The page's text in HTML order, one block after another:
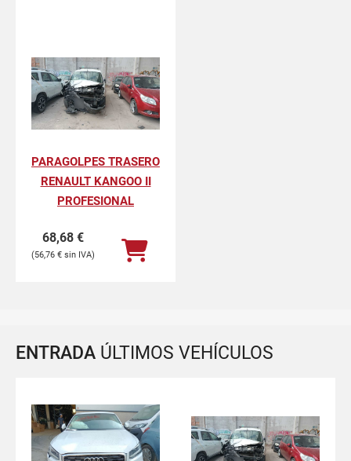
PARAGOLPES TRASERO
RENAULT KANGOO II
PROFESIONAL
68,68 €
56,76 €
ENTRADA ÚLTIMOS VEHÍCULOS